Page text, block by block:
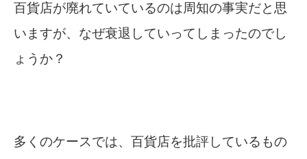
百貨店が廃れていているのは周知の事実だと思
いますが、なぜ衰退していってしまったのでし
ょうか？
多くのケースでは、百貨店を批評しているもの